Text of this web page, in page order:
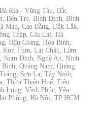
Rịa - Vũng Tàu, Bắc
Bến Tre, Bình Định, Bình
Mau, Cao Bằng, Đắk Lắk,
Tháp, Gia Lai, Hà
Hậu Giang, Hòa Bình,
Kon Tum, Lai Châu, Lâm
Nam Định, Nghệ An, Ninh
Quảng Nam, Quảng
Sơn La, Tây Ninh,
Thừa Thiên Huế, Tiền
Long, Vĩnh Phúc, Yên
Phòng, Hà Nội, TP HCM